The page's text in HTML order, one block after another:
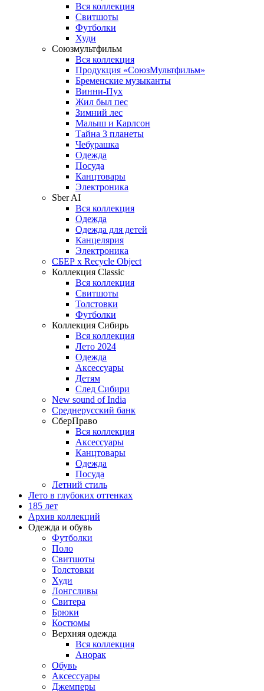
Вся коллекция
Свитшоты
Футболки
Худи
Союзмультфильм
Вся коллекция
Продукция «СоюзМультфильм»
Бременские музыканты
Винни-Пух
Жил был пес
Зимний лес
Малыш и Карлсон
Тайна 3 планеты
Чебурашка
Одежда
Посуда
Канцтовары
Электроника
Sber AI
Вся коллекция
Одежда
Одежда для детей
Канцелярия
Электроника
СБЕР x Recycle Object
Коллекция Classic
Вся коллекция
Свитшоты
Толстовки
Футболки
Коллекция Сибирь
Вся коллекция
Лето 2024
Одежда
Аксессуары
Детям
След Сибири
New sound of India
Среднерусский банк
СберПраво
Вся коллекция
Аксессуары
Канцтовары
Одежда
Посуда
Летний стиль
Лето в глубоких оттенках
185 лет
Архив коллекций
Одежда и обувь
Футболки
Поло
Свитшоты
Толстовки
Худи
Лонгсливы
Свитера
Брюки
Костюмы
Верхняя одежда
Вся коллекция
Анорак
Обувь
Аксессуары
Джемперы